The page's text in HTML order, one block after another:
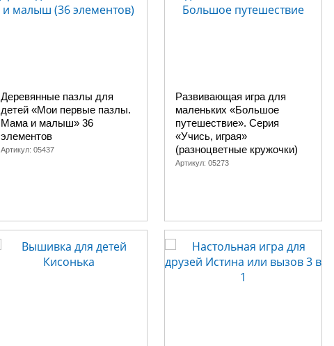
Деревянные пазлы для
детей «Мои первые пазлы.
Мама и малыш» 36
элементов
Артикул: 05437
Развивающая игра для
маленьких «Большое
путешествие». Серия
«Учись, играя»
(разноцветные кружочки)
Артикул: 05273